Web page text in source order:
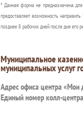
* Данная форма не предназначена
предоставляет возможность
позднее 8 рабочих дней после дня его
Муниципальное
муниципальных услуг
Адрес офиса центра «Мои
Единый номер колл-